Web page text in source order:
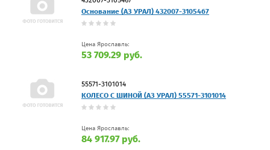
Основание (АЗ УРАЛ) 432007-3105467
Цена Ярославль:
53 709.29 руб.
55571-3101014
КОЛЕСО С ШИНОЙ (АЗ УРАЛ) 55571-3101014
Цена Ярославль:
84 917.97 руб.